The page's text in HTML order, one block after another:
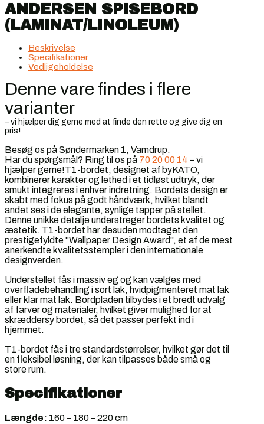
ANDERSEN SPISEBORD
(LAMINAT/LINOLEUM)
Beskrivelse
Specifikationer
Vedligeholdelse
Denne vare findes i flere
varianter
– vi hjælper dig gerne med at finde den rette og give dig en
pris!
Besøg os på Søndermarken 1, Vamdrup.
Har du spørgsmål? Ring til os på 70 20 00 14 – vi
hjælper gerne!T1-bordet, designet af byKATO,
kombinerer karakter og lethed i et tidløst udtryk, der
smukt integreres i enhver indretning. Bordets design er
skabt med fokus på godt håndværk, hvilket blandt
andet ses i de elegante, synlige tapper på stellet.
Denne unikke detalje understreger bordets kvalitet og
æstetik. T1-bordet har desuden modtaget den
prestigefyldte "Wallpaper Design Award", et af de mest
anerkendte kvalitetsstempler i den internationale
designverden.
Understellet fås i massiv eg og kan vælges med
overfladebehandling i sort lak, hvidpigmenteret mat lak
eller klar mat lak. Bordpladen tilbydes i et bredt udvalg
af farver og materialer, hvilket giver mulighed for at
skræddersy bordet, så det passer perfekt ind i
hjemmet.
T1-bordet fås i tre standardstørrelser, hvilket gør det til
en fleksibel løsning, der kan tilpasses både små og
store rum.
Specifikationer
Længde: 160 – 180 – 220 cm